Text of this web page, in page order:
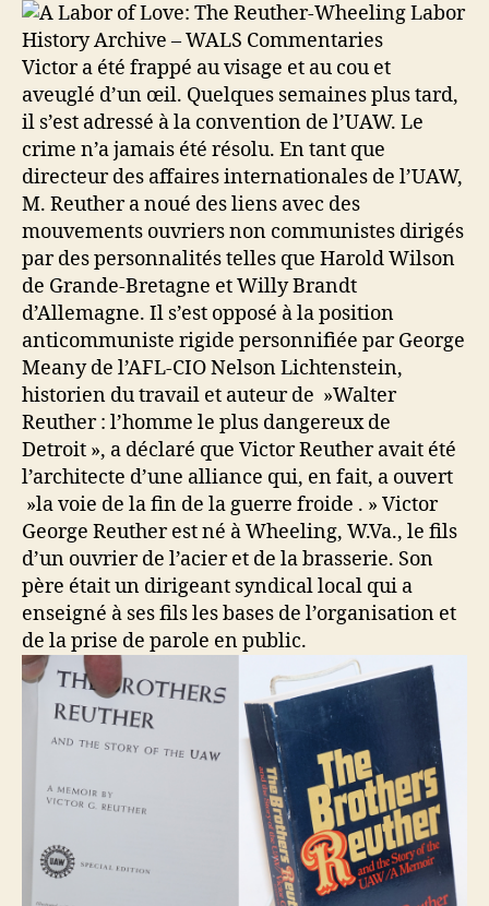
Victor a été frappé au visage et au cou et
aveuglé d’un œil. Quelques semaines plus tard,
il s’est adressé à la convention de l’UAW. Le
crime n’a jamais été résolu. En tant que
directeur des affaires internationales de l’UAW,
M. Reuther a noué des liens avec des
mouvements ouvriers non communistes dirigés
par des personnalités telles que Harold Wilson
de Grande-Bretagne et Willy Brandt
d’Allemagne. Il s’est opposé à la position
anticommuniste rigide personnifiée par George
Meany de l’AFL-CIO Nelson Lichtenstein,
historien du travail et auteur de »Walter
Reuther : l’homme le plus dangereux de
Detroit », a déclaré que Victor Reuther avait été
l’architecte d’une alliance qui, en fait, a ouvert
»la voie de la fin de la guerre froide . » Victor
George Reuther est né à Wheeling, W.Va., le fils
d’un ouvrier de l’acier et de la brasserie. Son
père était un dirigeant syndical local qui a
enseigné à ses fils les bases de l’organisation et
de la prise de parole en public.